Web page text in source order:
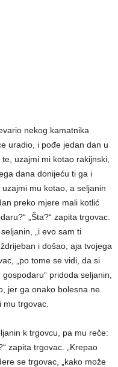
nekog kamatnika
uradio, i pođe jedan dan u
uzajmi mi kotao rakijnski,
dana donijeću ti ga i
mu kotao, a seljanin
preko mjere mali kotlić
„Šta?“ zapita trgovac.
„i evo sam ti
i došao, aja tvojega
„po tome se vidi, da si
pridoda seljanin,
jer ga onako bolesna ne
mu trgovac.
k trgovcu, pa mu reče:
zapita trgovac. „Krepao
se trgovac, „kako može